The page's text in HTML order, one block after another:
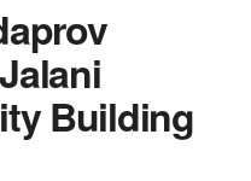
Building